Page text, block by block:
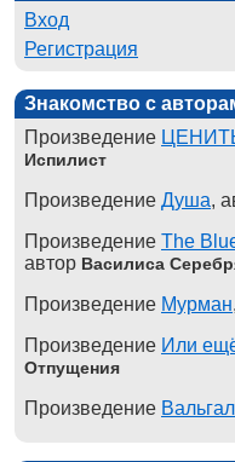
Вход
Регистрация
Знакомство с
Произведение
Испилист
Произведение Душа,
Произведение The
автор Василиса
Произведение Мурман
Произведение Или
Отпущения
Произведение